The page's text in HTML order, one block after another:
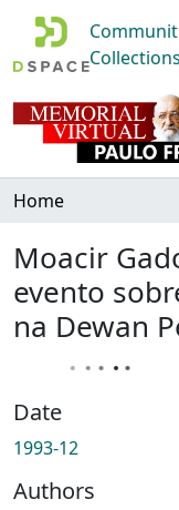
Collections
Home
Moacir
evento
na Dewan
Date
1993-12
Authors